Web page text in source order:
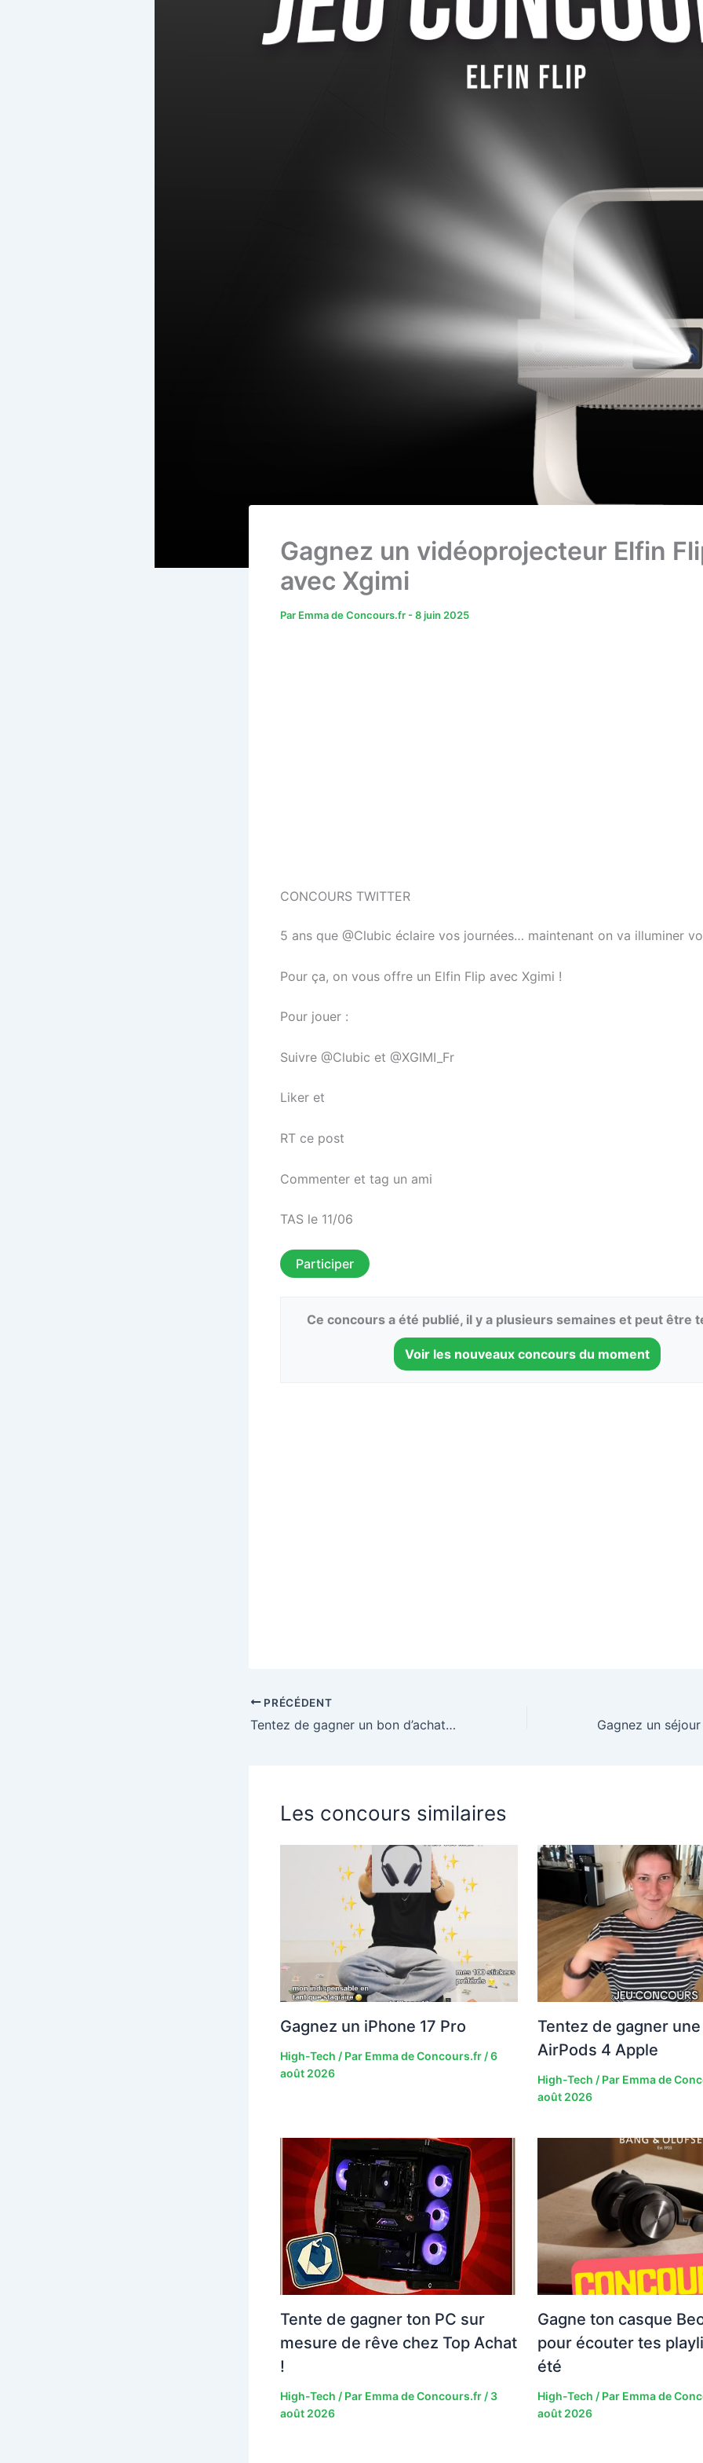
Gagnez un vidéoprojecteur Elfin
avec Xgimi
Par Emma de Concours.fr -8 juin 2025
CONCOURS TWITTER
5 ans que @Clubic éclaire vos journées… maintenant on va illuminer
Pour ça, on vous offre un Elfin Flip avec Xgimi !
Pour jouer :
Suivre @Clubic et @XGIMI_Fr
Liker et
RT ce post
Commenter et tag un ami
TAS le 11/06
Participer
Ce concours a été publié, il y a plusieurs semaines et peut être
Voir les nouveaux concours du moment
PRÉCÉDENT
Tentez de gagner un bon d’achat de 300 € sur Mathon.fr
Les concours similaires
Gagnez un iPhone 17 Pro
High-Tech / Par Emma de Concours.fr /6
août 2026
Tentez de gagner
AirPods 4 Apple
High-Tech / Par Emma de
août 2026
Tente de gagner ton PC sur
mesure de rêve chez Top Achat
!
High-Tech / Par Emma de Concours.fr / 3
août 2026
Gagne ton casque
pour écouter tes
été
High-Tech / Par Emma de
août 2026